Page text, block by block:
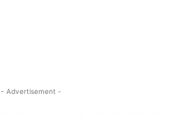
- Advertisement -